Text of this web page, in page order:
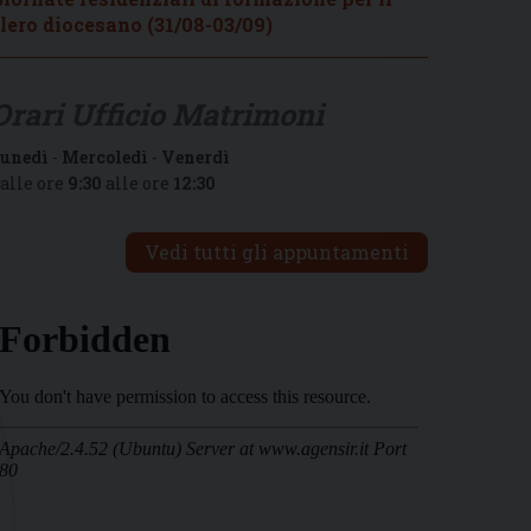
diocesano (31/08-03/09)
- Mercoledì - Venerdì
ore 9:30 alle ore 12:30
Vedi tutti gli appuntamenti